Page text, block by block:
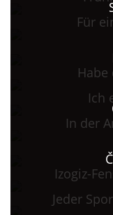
Für
Ich
In der
Izogiz-
Jeder